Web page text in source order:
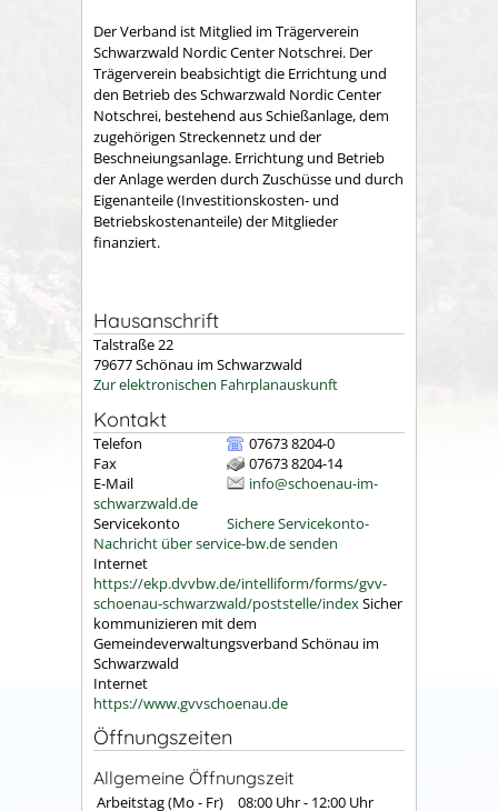
Der Verband ist Mitglied im Trägerverein
Schwarzwald Nordic Center Notschrei. Der
Trägerverein beabsichtigt die Errichtung und
den Betrieb des Schwarzwald Nordic Center
Notschrei, bestehend aus Schießanlage, dem
zugehörigen Streckennetz und der
Beschneiungsanlage. Errichtung und Betrieb
der Anlage werden durch Zuschüsse und durch
Eigenanteile (Investitionskosten- und
Betriebskostenanteile) der Mitglieder
finanziert.
Hausanschrift
Talstraße 22
79677Schönau im Schwarzwald
Zur elektronischen Fahrplanauskunft
Kontakt
Telefon
07673 8204-0
Fax
07673 8204-14
E-Mail
info@schoenau-im-
schwarzwald.de
Servicekonto
Sichere Servicekonto-
Nachricht über service-bw.de senden
Internet
https://ekp.dvvbw.de/intelliform/forms/gvv-
schoenau-schwarzwald/poststelle/indexSicher
kommunizieren mit dem
Gemeindeverwaltungsverband Schönau im
Schwarzwald
Internet
https://www.gvvschoenau.de
Öffnungszeiten
Allgemeine Öffnungszeit
Arbeitstag (Mo - Fr) 08:00 Uhr- 12:00 Uhr